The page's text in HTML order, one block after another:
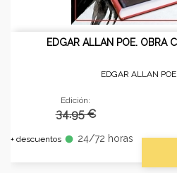
EDGAR ALLAN POE. OBRA
EDGAR ALLAN
Edición:
34.95 €
+ descuentos fiber_manual_record 24/72 horas